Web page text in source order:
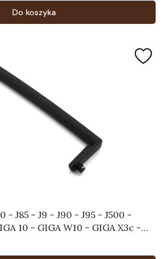
Do koszyka
- J85 - J9 - J90 - J95 - J500 -
10 - GIGA W10 - GIGA X3c -
zbiornika na wodę Art. 66597